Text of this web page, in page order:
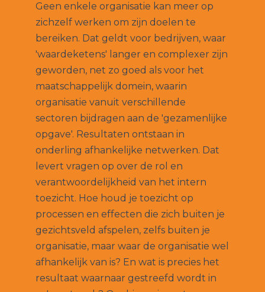
Geen enkele organisatie kan meer op
zichzelf werken om zijn doelen te
bereiken. Dat geldt voor bedrijven, waar
'waardeketens' langer en complexer zijn
geworden, net zo goed als voor het
maatschappelijk domein, waarin
organisatie vanuit verschillende
sectoren bijdragen aan de 'gezamenlijke
opgave'. Resultaten ontstaan in
onderling afhankelijke netwerken. Dat
levert vragen op over de rol en
verantwoordelijkheid van het intern
toezicht. Hoe houd je toezicht op
processen en effecten die zich buiten je
gezichtsveld afspelen, zelfs buiten je
organisatie, maar waar de organisatie wel
afhankelijk van is? En wat is precies het
resultaat waarnaar gestreefd wordt in